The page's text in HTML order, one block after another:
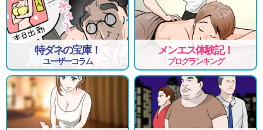
特ダネの宝庫！
ユーザーコラム
メンエス体験記！
ブログランキング